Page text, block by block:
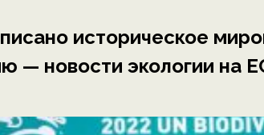
историческое
— новости экологии на